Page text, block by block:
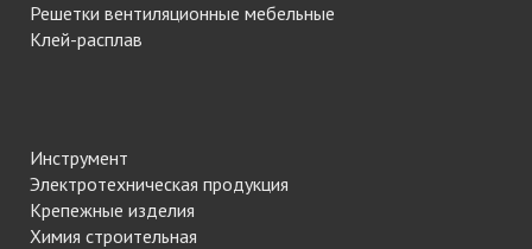
Решетки вентиляционные мебельные
Клей-расплав
Инструмент
Электротехническая продукция
Крепежные изделия
Химия строительная